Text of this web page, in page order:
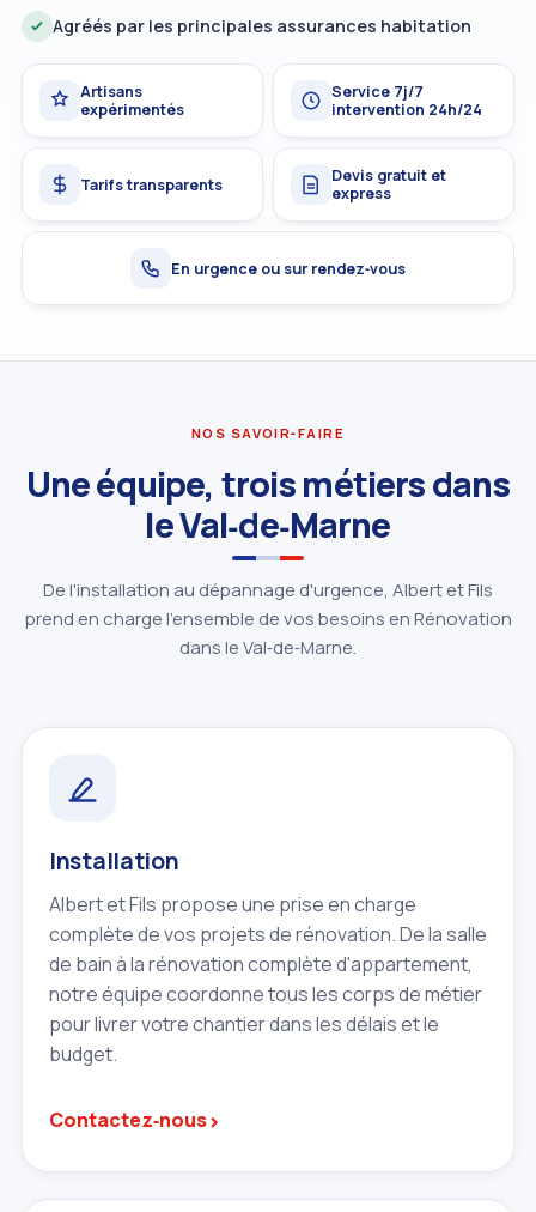
Agréés par les principales assurances habitation
Artisans
expérimentés
Service 7j/7
intervention 24h/24
Tarifs transparents
Devis gratuit et
express
En urgence ou sur rendez‑vous
NOS SAVOIR‑FAIRE
Une équipe, trois métiers dans
le Val‑de‑Marne
De l'installation au dépannage d'urgence, Albert et Fils
prend en charge l'ensemble de vos besoins en Rénovation
dans le Val‑de‑Marne.
Installation
Albert et Fils propose une prise en charge
complète de vos projets de rénovation. De la salle
de bain à la rénovation complète d'appartement,
notre équipe coordonne tous les corps de métier
pour livrer votre chantier dans les délais et le
budget.
Contactez‑nous›